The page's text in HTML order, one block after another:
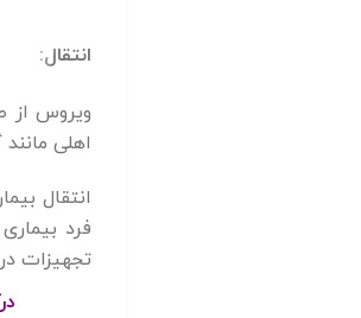
انتقال:
ویروس از
اهلی
انتقال
فرد
تجهیزات